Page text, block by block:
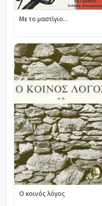
Με το μαστίγιο...
Ο κοινός λόγος